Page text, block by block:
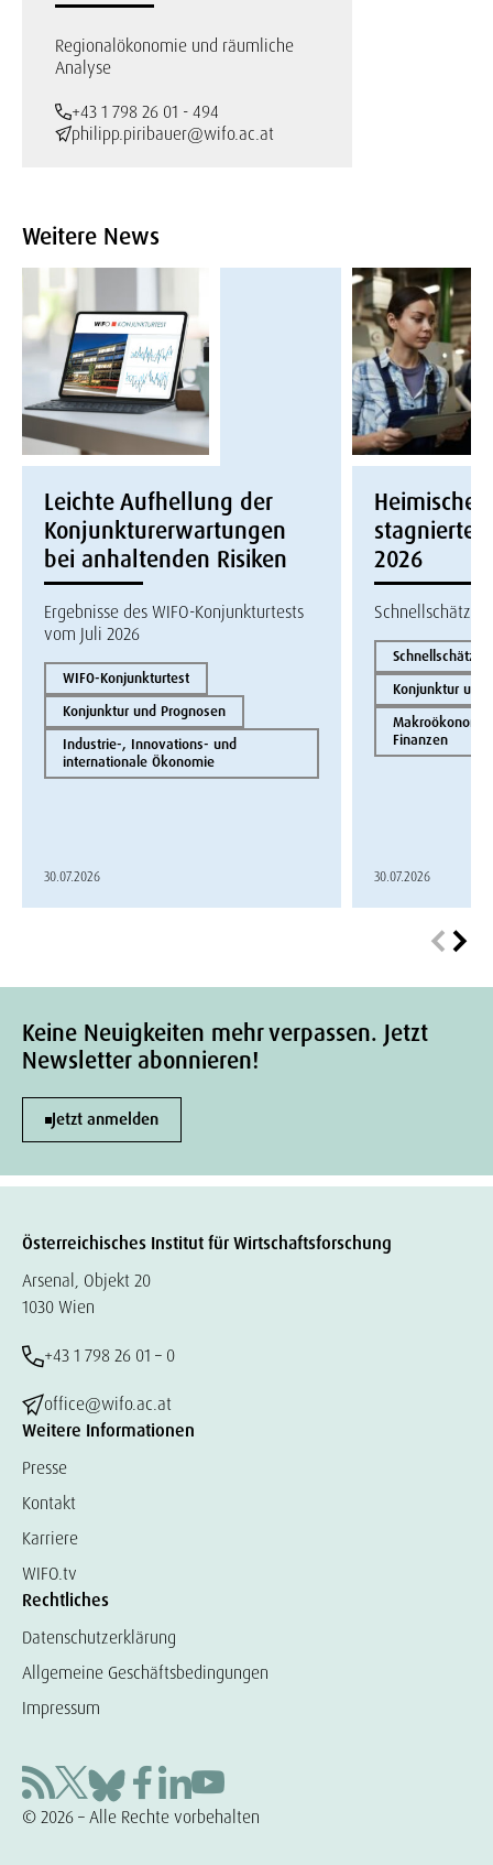
Regionalökonomie und räumliche
Analyse
+43 1 798 26 01 - 494
philipp.piribauer@wifo.ac.at
Weitere News
Leichte Aufhellung der
Konjunkturerwartungen
bei anhaltenden Risiken
Ergebnisse des WIFO-Konjunkturtests
vom Juli 2026
WIFO-Konjunkturtest
Konjunktur und Prognosen
Industrie-, Innovations- und
internationale Ökonomie
30.07.2026
Heimische
stagnierte
2026
Konjunktur und
Finanzen
30.07.2026
Keine Neuigkeiten mehr verpassen. Jetzt
Newsletter abonnieren!
Jetzt anmelden
Österreichisches Institut für Wirtschaftsforschung
Arsenal, Objekt 20
1030 Wien
+43 1 798 26 01 – 0
office@wifo.ac.at
Weitere Informationen
Presse
Kontakt
Karriere
WIFO.tv
Rechtliches
Datenschutzerklärung
Allgemeine Geschäftsbedingungen
Impressum
© 2026 – Alle Rechte vorbehalten